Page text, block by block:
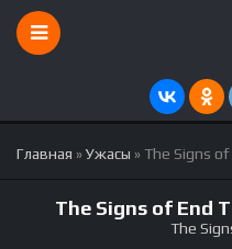
Главная »Ужасы » The Signs
The Signs of End
The